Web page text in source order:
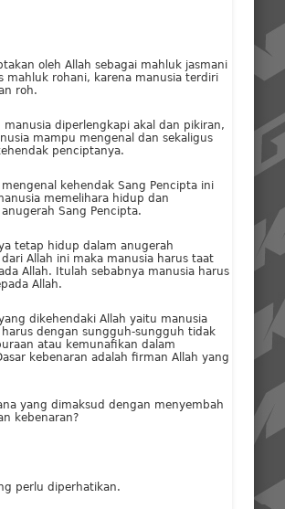
oleh Allah sebagai mahluk jasmani
mahluk rohani, karena manusia terdiri
roh.
manusia diperlengkapi akal dan pikiran,
mampu mengenal dan sekaligus
penciptanya.
kehendak Sang Pencipta ini
memelihara hidup dan
Sang Pencipta.
tetap hidup dalam anugerah
dari Allah ini maka manusia harus taat
Allah. Itulah sebabnya manusia harus
Allah.
dikehendaki Allah yaitu manusia
dengan sungguh-sungguh tidak
atau kemunafikan dalam
kebenaran adalah firman Allah yang
yang dimaksud dengan menyembah
kebenaran?
perlu diperhatikan.